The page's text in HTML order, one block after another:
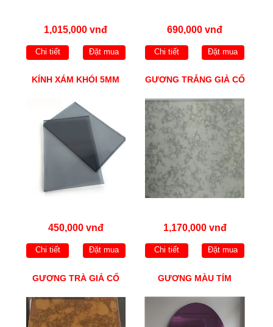
1,015,000 vnđ
Chi tiết Đặt mua
690,000 vnđ
Chi tiết Đặt mua
KÍNH XÁM KHÓI 5MM
450,000 vnđ
Chi tiết Đặt mua
GƯƠNG TRẮNG GIẢ CỔ
1,170,000 vnđ
Chi tiết Đặt mua
GƯƠNG TRÀ GIẢ CỔ GƯƠNG MÀU TÍM